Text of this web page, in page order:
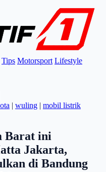
Tips Motorsport Lifestyle
| wuling | mobil listrik
Barat ini
Jakarta,
di Bandung